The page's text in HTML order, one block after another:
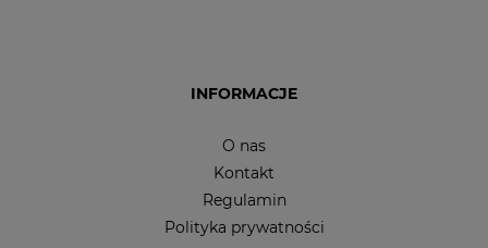
INFORMACJE
O nas
Kontakt
Regulamin
Polityka prywatności